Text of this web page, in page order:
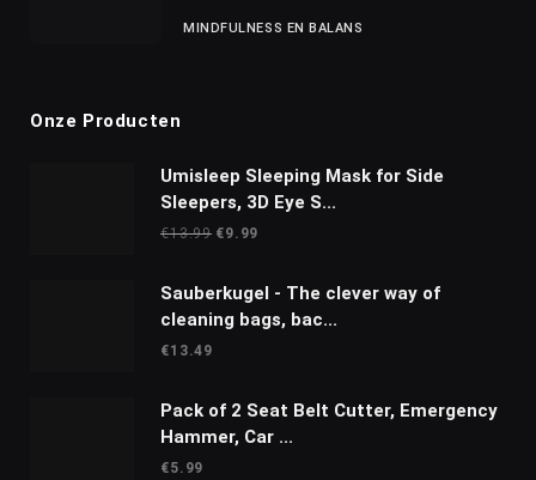
MINDFULNESS EN BALANS
Onze Producten
Umisleep Sleeping Mask for Side
Sleepers, 3D Eye S...
€13.99 Oorspronkelijke
€13.99.
€9.99
Sauberkugel - The clever way of
cleaning bags, bac...
€13.49
Pack of 2 Seat Belt Cutter, Emergency
Hammer, Car ...
€5.99